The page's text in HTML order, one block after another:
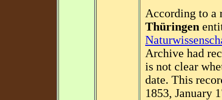
According to a
Thüringen
Archive had
is not clear
date. This
1853, January